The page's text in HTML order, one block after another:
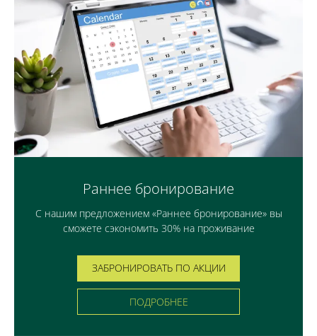
Раннее бронирование
С нашим предложением «Раннее бронирование» вы
сможете сэкономить 30% на проживание
ЗАБРОНИРОВАТЬ ПО АКЦИИ
ПОДРОБНЕЕ